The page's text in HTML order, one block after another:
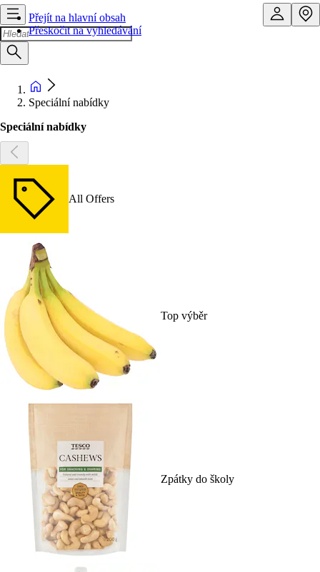
Přejít na hlavní obsah
Přeskočit na vyhledávání
Speciální nabídky
Speciální nabídky
All Offers
Top výběr
Zpátky do školy